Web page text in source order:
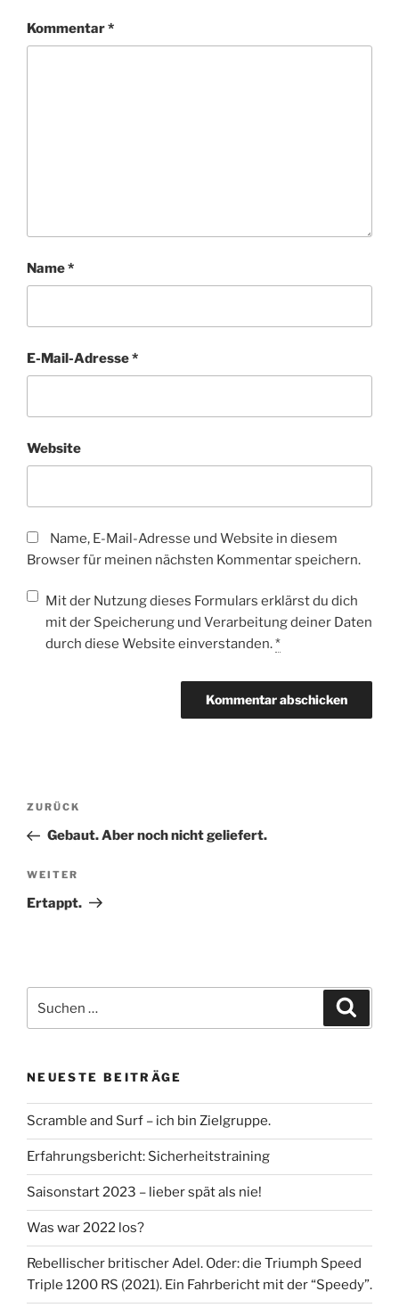
Kommentar*
Name*
E-Mail-Adresse*
Website
Name, E-Mail-Adresse und Website in diesem
Browser für meinen nächsten Kommentar speichern.
Mit der Nutzung dieses Formulars erklärst du dich
mit der Speicherung und Verarbeitung deiner Daten
durch diese Website einverstanden.*
Beitragsnavigation
Vorheriger
Beitrag
ZURÜCK
Gebaut. Aber noch nicht geliefert.
Nächster
Beitrag
WEITER
Ertappt.
nach:
NEUESTE BEITRÄGE
Scramble and Surf – ich bin Zielgruppe.
Erfahrungsbericht: Sicherheitstraining
Saisonstart 2023 – lieber spät als nie!
Was war 2022 los?
Rebellischer britischer Adel. Oder: die Triumph Speed
Triple 1200 RS (2021). Ein Fahrbericht mit der “Speedy”.